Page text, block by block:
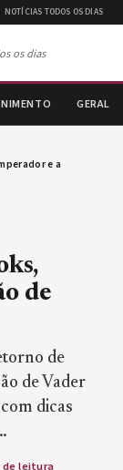
NOTÍCIAS TODOS OS DIAS
os dias
GERAL
e a
de
de
de Vader
dicas
de leitura